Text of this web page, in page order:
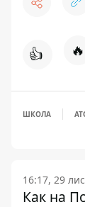
👍 🔥
ШКОЛА
16:17, 29
Как на